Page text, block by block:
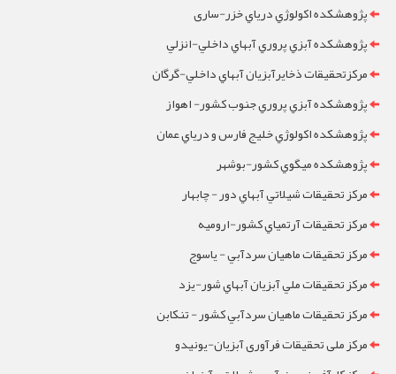
پژوهشکده اکولوژي درياي خزر-ساری
پژوهشکده آبزي پروري آبهاي داخلي-انزلي
مرکزتحقيقات ذخايرآبزيان آبهاي داخلي-گرگان
پژوهشکده آبزي پروري جنوب کشور- اهواز
پژوهشکده اکولوژي خليج فارس و درياي عمان
پژوهشکده ميگوي کشور-بوشهر
مرکز تحقيقات شيلاتي آبهاي دور - چابهار
مرکز تحقيقات آرتمياي کشور-ارومیه
مرکز تحقيقات ماهيان سردآبي - ياسوج
مرکز تحقيقات ملي آبزيان آبهاي شور-یزد
مرکز تحقيقات ماهيان سردآبي کشور - تنکابن
مرکز ملی تحقیقات فرآوری آبزیان-یونیدو